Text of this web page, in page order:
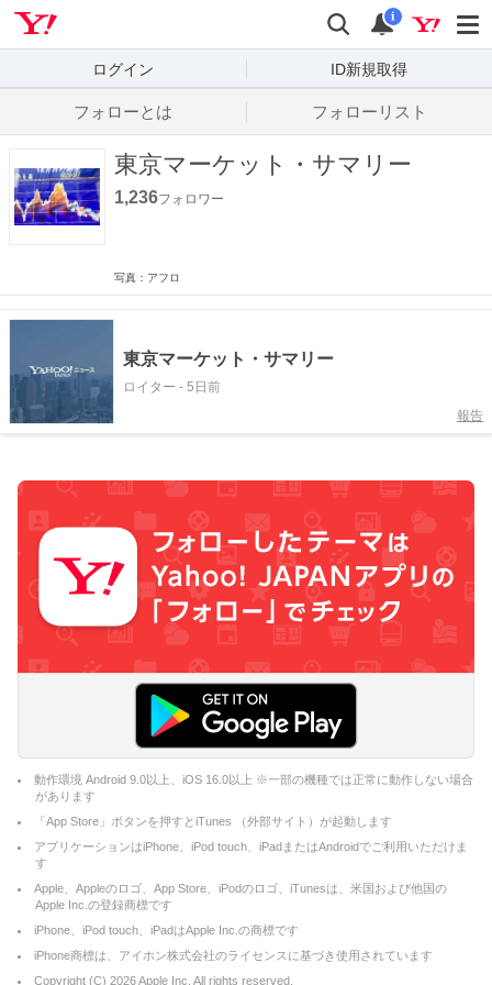
検索
通知
i
ログイン ID新規取得
フォローとは フォローリスト
東京マーケット・サマリー
1,236フォロワー
写真：アフロ
東京マーケット・サマリー
ロイター - 5日前
報告
動作環境 Android 9.0以上、iOS 16.0以上 ※一部の機種では正常に動作しない場合
があります
「App Store」ボタンを押すとiTunes （外部サイト）が起動します
アプリケーションはiPhone、iPod touch、iPadまたはAndroidでご利用いただけま
す
Apple、Appleのロゴ、App Store、iPodのロゴ、iTunesは、米国および他国の
Apple Inc.の登録商標です
iPhone、iPod touch、iPadはApple Inc.の商標です
iPhone商標は、アイホン株式会社のライセンスに基づき使用されています
Copyright (C) 2026Apple Inc. All rights reserved.